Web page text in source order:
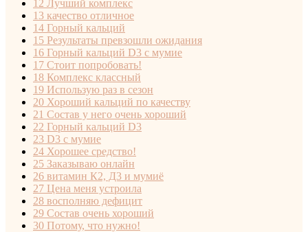
12 Лучший комплекс
13 качество отличное
14 Горный кальций
15 Результаты превзошли ожидания
16 Горный кальций D3 с мумие
17 Стоит попробовать!
18 Комплекс классный
19 Использую раз в сезон
20 Хороший кальций по качеству
21 Состав у него очень хороший
22 Горный кальций D3
23 D3 с мумие
24 Хорошее средство!
25 Заказываю онлайн
26 витамин К2, Д3 и мумиё
27 Цена меня устроила
28 восполняю дефицит
29 Состав очень хороший
30 Потому, что нужно!